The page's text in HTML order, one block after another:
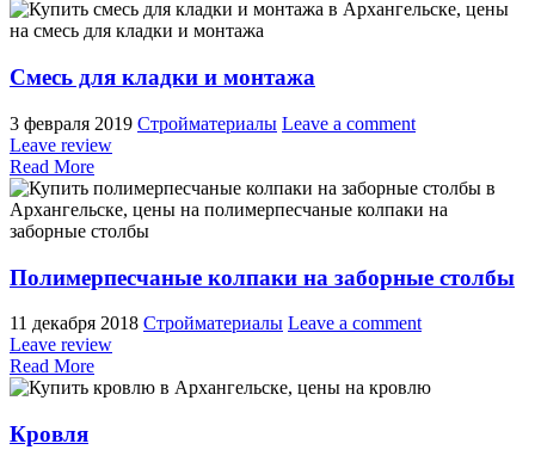
Смесь для кладки и монтажа
3 февраля 2019 Стройматериалы Leave a comment
Leave review
Read More
Полимерпесчаные колпаки на заборные столбы
11 декабря 2018 Стройматериалы Leave a comment
Leave review
Read More
Кровля